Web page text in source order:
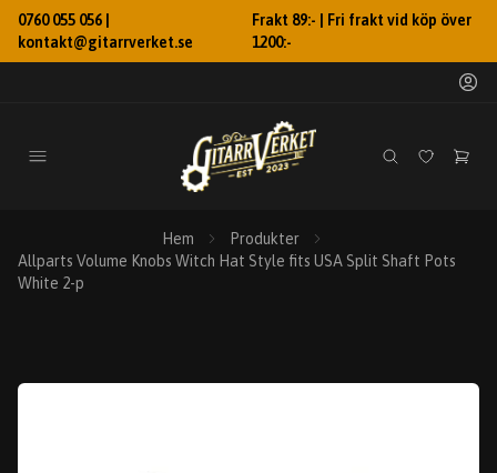
0760 055 056 |
kontakt@gitarrverket.se
Frakt 89:- | Fri frakt vid köp över
1200:-
Hem
Produkter
Allparts Volume Knobs Witch Hat Style fits USA Split Shaft Pots
White 2-p